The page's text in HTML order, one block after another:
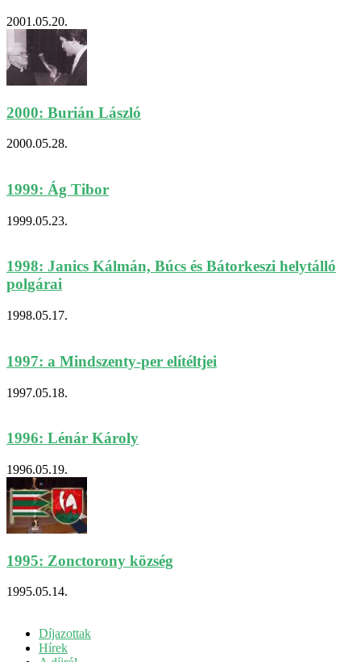
2001.05.20.
2000: Burián László
2000.05.28.
1999: Ág Tibor
1999.05.23.
1998: Janics Kálmán, Búcs és Bátorkeszi helytálló
polgárai
1998.05.17.
1997: a Mindszenty-per elítéltjei
1997.05.18.
1996: Lénár Károly
1996.05.19.
1995: Zonctorony község
1995.05.14.
Díjazottak
Hírek